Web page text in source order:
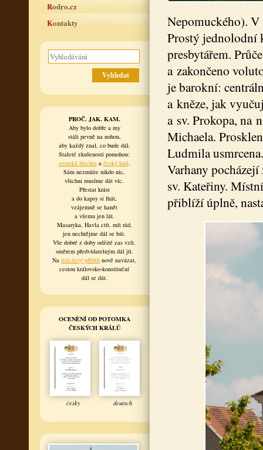
Rodro.cz
Kontakty
PROČ. JAK. KAM.
Aby bylo dobře a my
stáli pevně na nohou,
aby každý znal, co bude dál.
Staleté zkušenosti pomohou:
zemská šlechtaa český král.
Sám nezmůže nikdo nic,
všichni musíme dát víc.
Přestat krást
a do kapsy si lhát,
vzájemně se hanět
a všemu jen lát.
Masaryka, Havla ctít, mít rád,
jen nechtějme dál se bát.
Vše dobré z doby odžité zas vzít,
směrem předvídatelným dál jít.
Na tisíciletý příběh nově navázat,
cestou královsko-konstituční
dál se dát.
OCENĚNÍ OD POTOMKA
ČESKÝCH KRÁLŮ
česky deutsch
Nepomuckého).
Prostý jednolodní
presbytářem.
a zakončeno
je barokní:
a kněze, jak
a sv. Prokopa, na
Michaela.
Ludmila
Varhany
sv. Kateřiny.
přiblíží úplně,